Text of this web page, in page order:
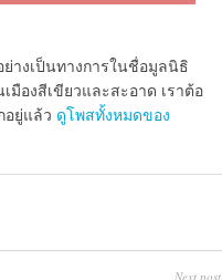
ย่างเป็นทางการในชื่อมูลนิธิ
องสีเขียวและสะอาด เราต้อ
อยู่แล้ว ดูโพสทั้งหมดของ
Next post